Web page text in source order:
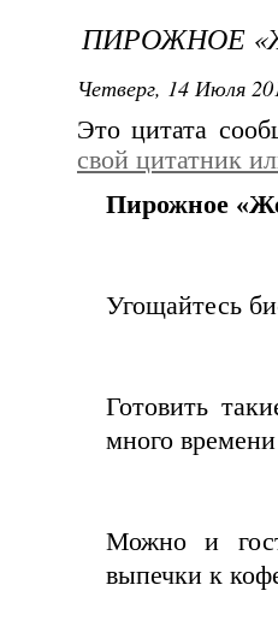
ПИРОЖНОЕ
Четверг, 14 Июля
Это цитата
свой цитатник
Пирожное
Угощайтесь
Готовить
много
Можно и
выпечки к